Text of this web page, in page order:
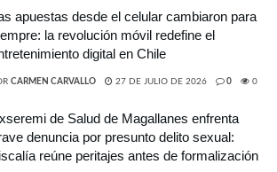
apuestas desde el celular cambiaron para
la revolución móvil redefine el
digital en Chile
CARMEN CARVALLO 27 DE JULIO DE 2026 0 0
de Salud de Magallanes enfrenta
denuncia por presunto delito sexual:
reúne peritajes antes de formalización